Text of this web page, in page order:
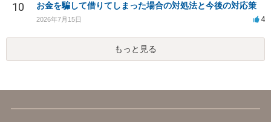
10 お金を騙して借りてしまった場合の対処法と今後の対応策
2026年7月15日 4
もっと見る